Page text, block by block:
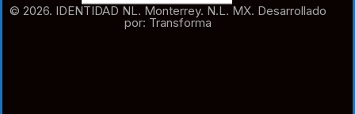
© 2026. IDENTIDAD NL. Monterrey. N.L. MX. Desarrollado
por: Transforma